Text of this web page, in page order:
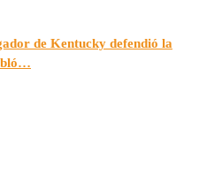
de Kentucky defendió la